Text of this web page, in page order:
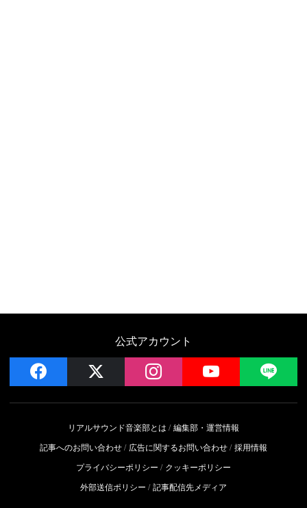
公式アカウント
facebook instagram YouTube
リアルサウンド音楽部とは
編集部・運営情報
記事へのお問い合わせ
広告に関するお問い合わせ 採用情報
プライバシーポリシー
クッキーポリシー
外部送信ポリシー
記事配信先メディア